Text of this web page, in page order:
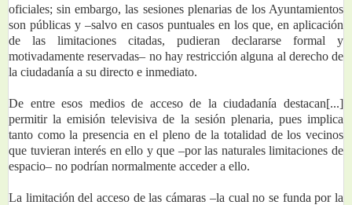
oficiales; sin embargo, las sesiones plenarias de los Ayuntamientos
son públicas y –salvo en casos puntuales en los que, en aplicación
de las limitaciones citadas, pudieran declararse formal y
motivadamente reservadas– no hay restricción alguna al derecho de
la ciudadanía a su directo e inmediato.
De entre esos medios de acceso de la ciudadanía destacan[...]
permitir la emisión televisiva de la sesión plenaria, pues implica
tanto como la presencia en el pleno de la totalidad de los vecinos
que tuvieran interés en ello y que –por las naturales limitaciones de
espacio– no podrían normalmente acceder a ello.
La limitación del acceso de las cámaras –la cual no se funda por la